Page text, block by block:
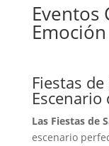
Eventos
Fiestas
Las Fiestas de
escenario